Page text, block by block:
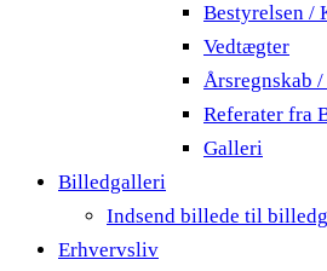
Bestyrelsen /
Vedtægter
Årsregnskab
Referater fra
Galleri
Billedgalleri
Indsend billede til
Erhvervsliv